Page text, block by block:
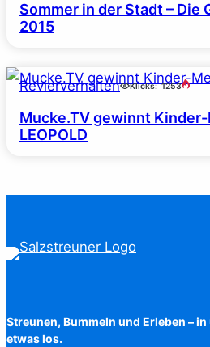
Sommer in der Stadt – Die
2015
Revierverhalten Klicks: 1253
Mucke.TV gewinnt
LEOPOLD
Streunen, Bummeln und Erleben –
etwas los.